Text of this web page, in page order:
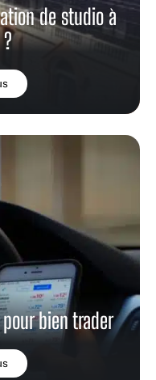
de studio à
bien trader